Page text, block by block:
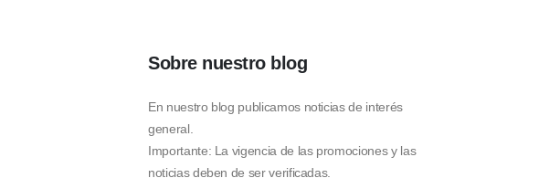
Sobre nuestro blog
En nuestro blog publicamos noticias de interés
general.
Importante: La vigencia de las promociones y las
noticias deben de ser verificadas.